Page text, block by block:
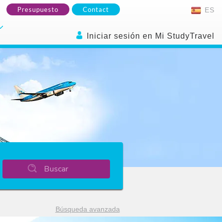
Presupuesto Contact ES
Iniciar sesión en Mi StudyTravel
Buscar
Búsqueda avanzada